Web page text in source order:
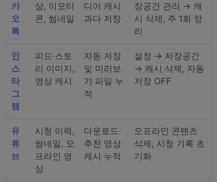
카
오
톡
상, 이모티
콘, 썸네일
디어 캐시
과다 저장
장공간 관리 → 캐
시 삭제, 주 1회 정
리
인
스
타
그
램
피드·스토
리 이미지,
영상 캐시
자동 저장
및 미리보
기 파일 누
적
설정 → 저장공간
→ 캐시 삭제, 자동
저장 OFF
유
튜
브
시청 이력,
썸네일, 오
프라인 영
상
다운로드·
추천 영상
캐시 누적
오프라인 콘텐츠
삭제, 시청 기록 초
기화